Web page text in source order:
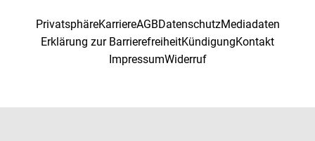
PrivatsphäreKarriereAGBDatenschutzMediadaten
Erklärung zur BarrierefreiheitKündigungKontakt
ImpressumWiderruf